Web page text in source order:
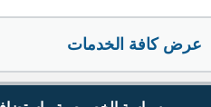
عرض كافة الخدمات